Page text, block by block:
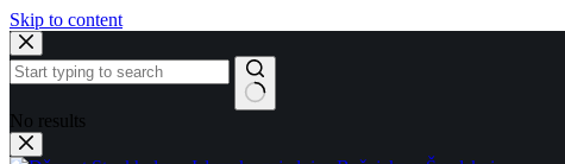
Skip to content
No results